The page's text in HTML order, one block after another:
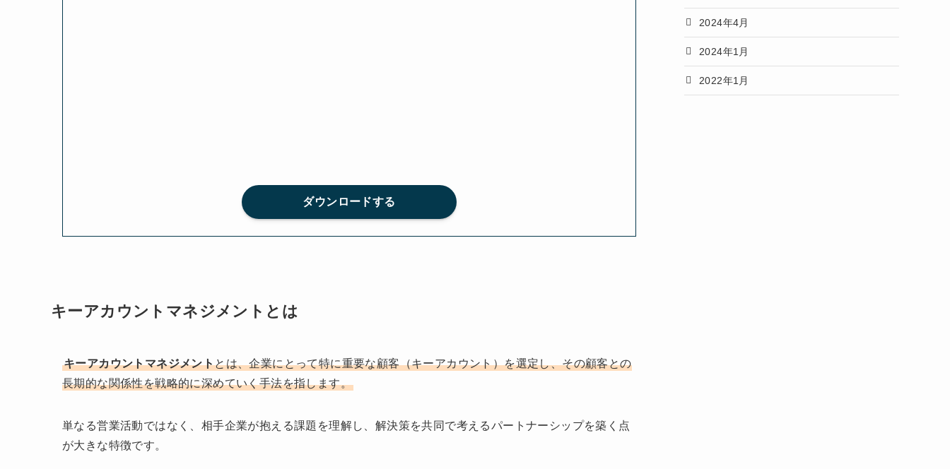
ダウンロードする
キーアカウントマネジメントとは
キーアカウントマネジメントとは、企業にとって特に重要な顧客（キーアカウント）を選定し、その顧客との
長期的な関係性を戦略的に深めていく手法を指します。
単なる営業活動ではなく、相手企業が抱える課題を理解し、解決策を共同で考えるパートナーシップを築く点
が大きな特徴です。
2024年4月
2024年1月
2022年1月